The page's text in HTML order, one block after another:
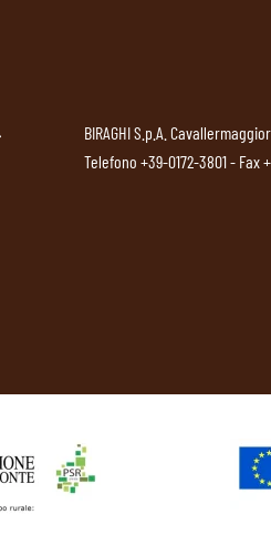
BIRAGHI S.p.A.
Telefono +39-0172-3801- Fax